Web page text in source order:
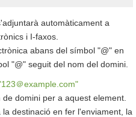
automàticament a
i I-faxos.
abans del símbol "@" en
"@" seguit del nom del domini.
＠example.com"
domini per a aquest element.
destinació en fer l'enviament, la